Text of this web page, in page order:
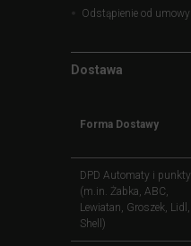
Odstąpienie od umowy
Dostawa
Forma Dostawy
DPD Automaty i punkty
(m.in. Żabka, ABC,
Lewiatan, Groszek, Lidl,
Shell)